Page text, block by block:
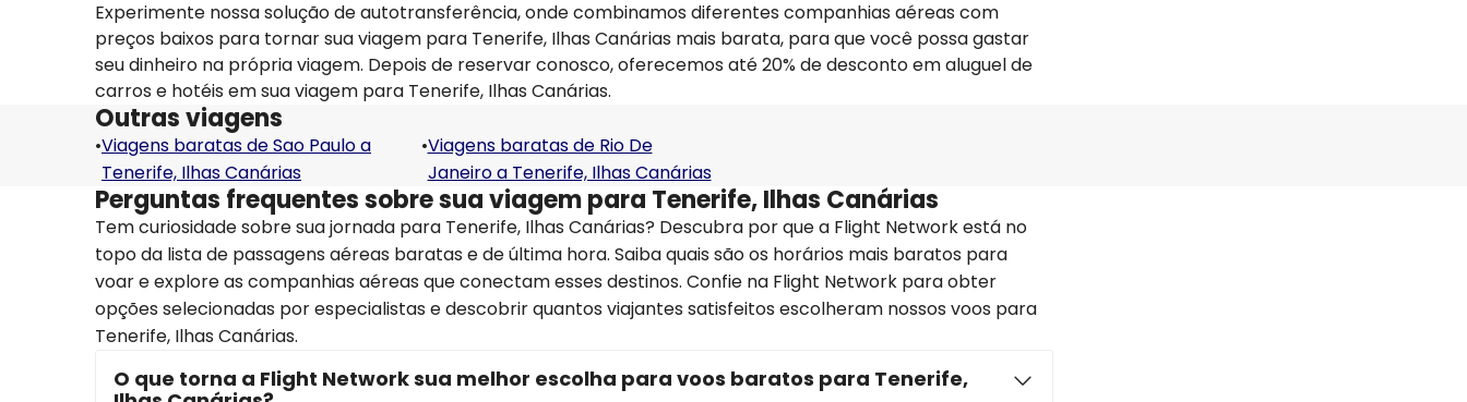
Experimente nossa solução de autotransferência, onde combinamos diferentes companhias aéreas com
preços baixos para tornar sua viagem para Tenerife, Ilhas Canárias mais barata, para que você possa gastar
seu dinheiro na própria viagem. Depois de reservar conosco, oferecemos até 20% de desconto em aluguel de
carros e hotéis em sua viagem para Tenerife, Ilhas Canárias.
Outras viagens
•Viagens baratas de Sao Paulo a
Tenerife, Ilhas Canárias
•Viagens baratas de Rio De
Janeiro a Tenerife, Ilhas Canárias
Perguntas frequentes sobre sua viagem para Tenerife, Ilhas Canárias
Tem curiosidade sobre sua jornada para Tenerife, Ilhas Canárias? Descubra por que a Flight Network está no
topo da lista de passagens aéreas baratas e de última hora. Saiba quais são os horários mais baratos para
voar e explore as companhias aéreas que conectam esses destinos. Confie na Flight Network para obter
opções selecionadas por especialistas e descobrir quantos viajantes satisfeitos escolheram nossos voos para
Tenerife, Ilhas Canárias.
O que torna a Flight Network sua melhor escolha para voos baratos para Tenerife,